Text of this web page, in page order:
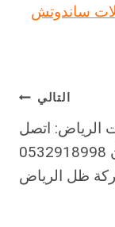
ساندوتش
التالي
الرياض: اتصل
الآن 0532918998
ظل الرياض